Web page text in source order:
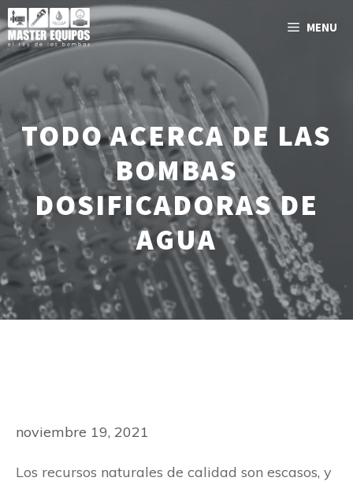
Saltar
al
contenido
MENU
TODO ACERCA DE LAS
BOMBAS
DOSIFICADORAS DE
AGUA
noviembre 19, 2021
Los recursos naturales de calidad son escasos, y